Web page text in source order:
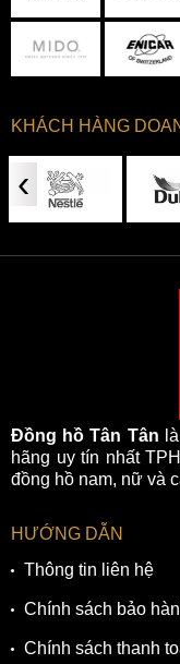
KHÁCH HÀNG
‹
Đồng hồ Tân Tân
hãng uy tín nhất
đồng hồ nam, nữ và
HƯỚNG DẪN
Thông tin liên hệ
Chính sách bảo
Chính sách thanh